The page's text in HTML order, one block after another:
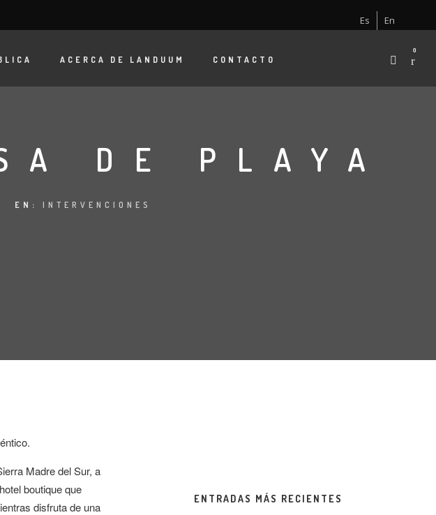
Es En
ACERCA DE LANDUUM CONTACTO
0
DE PLAYA
EN: INTERVENCIONES
Madre del Sur, a
boutique que
disfruta de una
ENTRADAS MÁS RECIENTES